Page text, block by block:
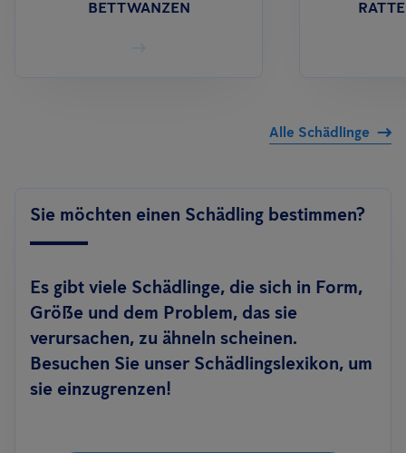
BETTWANZEN
Alle Schädlinge
Sie möchten einen Schädling bestimmen?
Es gibt viele Schädlinge, die sich in Form,
Größe und dem Problem, das sie
verursachen, zu ähneln scheinen.
Besuchen Sie unser Schädlingslexikon, um
sie einzugrenzen!